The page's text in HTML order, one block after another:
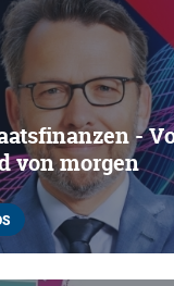
-
von morgen